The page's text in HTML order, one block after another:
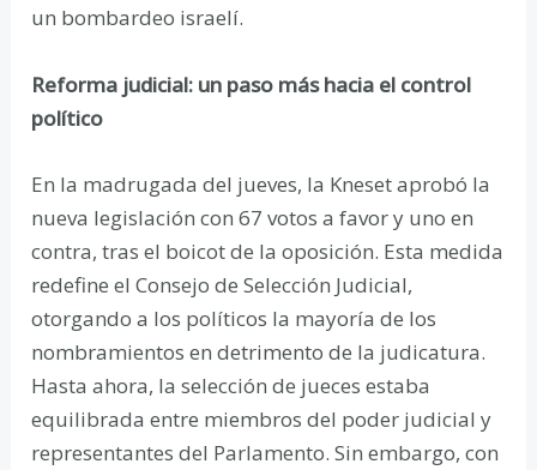
un bombardeo israelí.
Reforma judicial: un paso más hacia el control
político
En la madrugada del jueves, la Kneset aprobó la
nueva legislación con 67 votos a favor y uno en
contra, tras el boicot de la oposición. Esta medida
redefine el Consejo de Selección Judicial,
otorgando a los políticos la mayoría de los
nombramientos en detrimento de la judicatura.
Hasta ahora, la selección de jueces estaba
equilibrada entre miembros del poder judicial y
representantes del Parlamento. Sin embargo, con